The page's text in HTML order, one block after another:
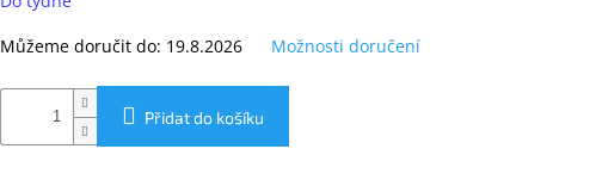
Můžeme doručit do: 19.8.2026 Možnosti doručení
Přidat do košíku